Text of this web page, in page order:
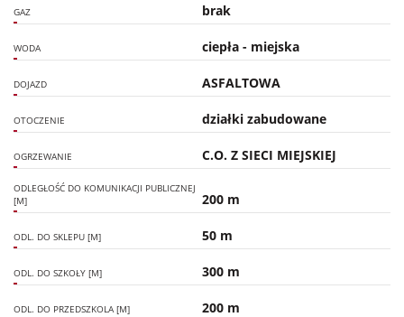
GAZ brak
WODA ciepła - miejska
DOJAZD ASFALTOWA
OTOCZENIE działki zabudowane
OGRZEWANIE C.O. Z SIECI MIEJSKIEJ
ODLEGŁOŚĆ DO KOMUNIKACJI PUBLICZNEJ
[M]
200 m
ODL. DO SKLEPU [M] 50 m
ODL. DO SZKOŁY [M] 300 m
ODL. DO PRZEDSZKOLA [M] 200 m